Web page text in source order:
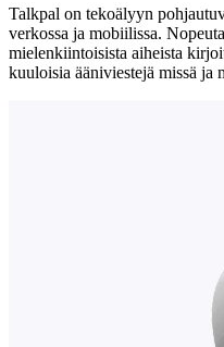
Talkpal on tekoälyyn
verkossa ja mobiilissa.
mielenkiintoisista aiheista
kuuloisia ääniviestejä missä ja